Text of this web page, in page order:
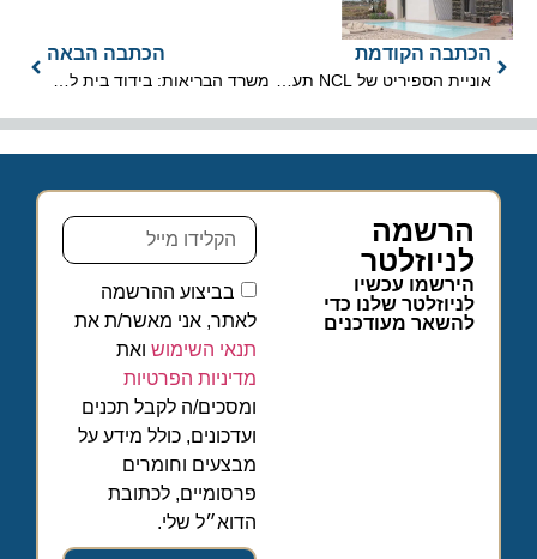
הכתבה הקודמת
אוניית הספיריט של NCL תעגון באשדוד ובחיפה
הכתבה הבאה
משרד הבריאות: בידוד בית לשבים מתאילנד, הונג קונג, סינגפור ומקאו
הרשמה
לניוזלטר
הירשמו עכשיו
לניוזלטר שלנו כדי
להשאר מעודכנים
בביצוע ההרשמה
לאתר, אני מאשר/ת את
תנאי השימוש ואת
מדיניות הפרטיות
ומסכים/ה לקבל תכנים
ועדכונים, כולל מידע על
מבצעים וחומרים
פרסומיים, לכתובת
הדוא״ל שלי.